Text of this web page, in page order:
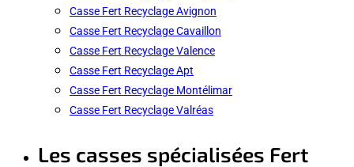
Casse Fert Recyclage Avignon
Casse Fert Recyclage Cavaillon
Casse Fert Recyclage Valence
Casse Fert Recyclage Apt
Casse Fert Recyclage Montélimar
Casse Fert Recyclage Valréas
Les casses spécialisées Fert